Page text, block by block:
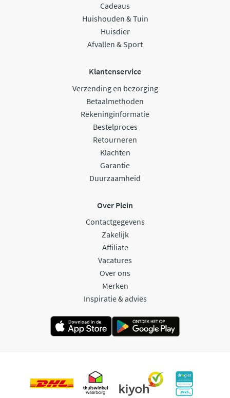
Cadeaus
Huishouden & Tuin
Huisdier
Afvallen & Sport
Klantenservice
Verzending en bezorging
Betaalmethoden
Rekeninginformatie
Bestelproces
Retourneren
Klachten
Garantie
Duurzaamheid
Over Plein
Contactgegevens
Zakelijk
Affiliate
Vacatures
Over ons
Merken
Inspiratie & advies